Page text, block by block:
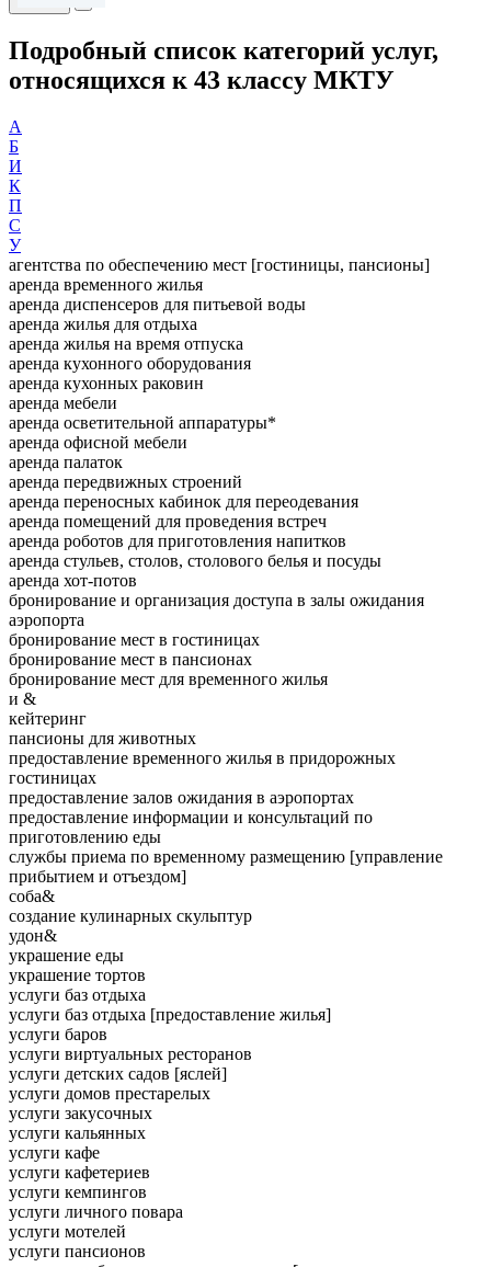
Подробный список категорий услуг,
относящихся к 43 классу МКТУ
А
Б
И
К
П
С
У
агентства по обеспечению мест [гостиницы, пансионы]
аренда временного жилья
аренда диспенсеров для питьевой воды
аренда жилья для отдыха
аренда жилья на время отпуска
аренда кухонного оборудования
аренда кухонных раковин
аренда мебели
аренда осветительной аппаратуры*
аренда офисной мебели
аренда палаток
аренда передвижных строений
аренда переносных кабинок для переодевания
аренда помещений для проведения встреч
аренда роботов для приготовления напитков
аренда стульев, столов, столового белья и посуды
аренда хот-потов
бронирование и организация доступа в залы ожидания
аэропорта
бронирование мест в гостиницах
бронирование мест в пансионах
бронирование мест для временного жилья
и &
кейтеринг
пансионы для животных
предоставление временного жилья в придорожных
гостиницах
предоставление залов ожидания в аэропортах
предоставление информации и консультаций по
приготовлению еды
службы приема по временному размещению [управление
прибытием и отъездом]
соба&
создание кулинарных скульптур
удон&
украшение еды
украшение тортов
услуги баз отдыха
услуги баз отдыха [предоставление жилья]
услуги баров
услуги виртуальных ресторанов
услуги детских садов [яслей]
услуги домов престарелых
услуги закусочных
услуги кальянных
услуги кафе
услуги кафетериев
услуги кемпингов
услуги личного повара
услуги мотелей
услуги пансионов